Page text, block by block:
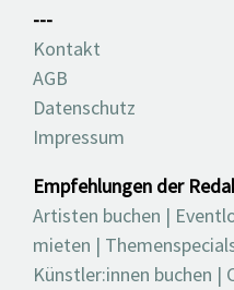
---
Kontakt
AGB
Datenschutz
Impressum
Empfehlungen der
Artisten buchen |
mieten |
Künstler:innen buchen |